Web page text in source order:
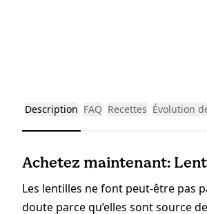
Description FAQ Recettes Évolution
Achetez maintenant:
Les lentilles ne font peut-être pas
doute parce qu’elles sont source